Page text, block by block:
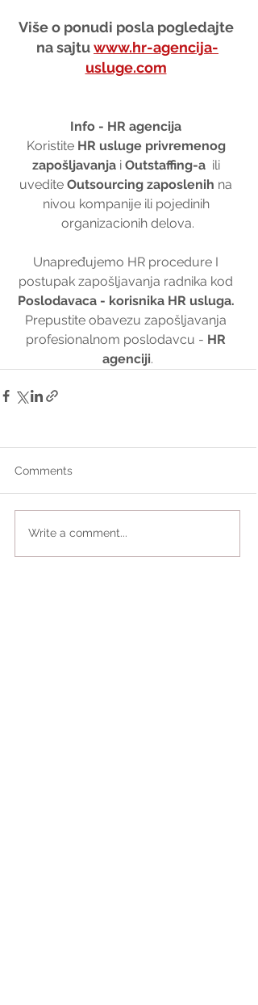
Više o ponudi posla pogledajte
na sajtu www.hr-agencija-
usluge.com
Info - HR agencija
Koristite HR usluge privremenog
zapošljavanja i Outstaffing-a
  ili
uvedite Outsourcing zaposlenih na
nivou kompanije ili pojedinih
organizacionih delova.
Unapređujemo HR procedure I
postupak zapošljavanja radnika kod
Poslodavaca - korisnika HR usluga.
Prepustite obavezu zapošljavanja
profesionalnom poslodavcu - HR
agenciji.
Comments
Write a comment...